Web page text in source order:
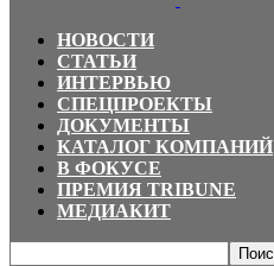
НОВОСТИ
СТАТЬИ
ИНТЕРВЬЮ
СПЕЦПРОЕКТЫ
ДОКУМЕНТЫ
КАТАЛОГ КОМПАНИЙ
В ФОКУСЕ
ПРЕМИЯ TRIBUNE
МЕДИАКИТ